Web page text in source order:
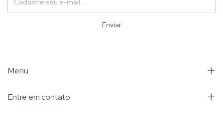
Menu
Entre em contato